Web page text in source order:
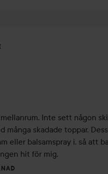
Inte sett någon
många skadade toppar.
eller balsamspray i, så att
hit för mig.